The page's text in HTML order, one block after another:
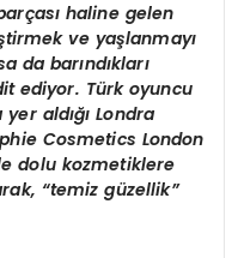
haline gelen
ve yaşlanmayı
da barındıkları
ediyor. Türk oyuncu
aldığı Londra
Cosmetics London
dolu kozmetiklere
“temiz güzellik”